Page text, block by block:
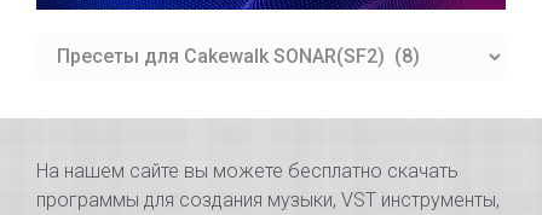
Раздел
сайта
На нашем сайте вы можете бесплатно скачать
программы для создания музыки, VST инструменты,